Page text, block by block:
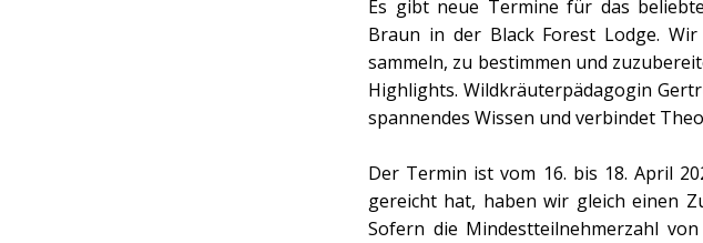
Es gibt neue Termine für das
Braun in der Black Forest Lodge.
sammeln, zu bestimmen und
Highlights. Wildkräuterpädagogin
spannendes Wissen und verbindet
Der Termin ist vom 16. bis 18. April
gereicht hat, haben wir gleich einen
Sofern die Mindestteilnehmerzahl